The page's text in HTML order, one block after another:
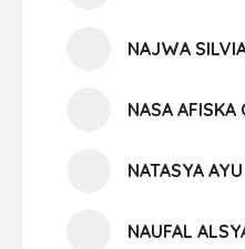
NAJWA
NASA AFISKA
NATASYA
NAUFAL